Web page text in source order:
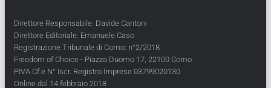
Direttore Responsabile: Davide Cantoni
Direttore Editoriale: Emanuele Caso
Registrazione Tribunale di Como: n°2/2018
Freedom of Choice - Piazza Duomo 17, 22100 Como
PIVA Cf e N° Iscr. Registro Imprese 03799020130
Online dal 14 febbraio 2018